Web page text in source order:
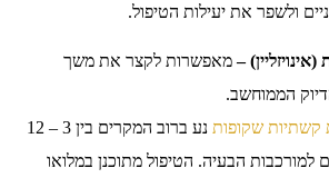
ולשפר את יעילות הטיפול.
–מאפשרות לקצר את משך
הממוחשב.
קשתיות שקופות
נע ברוב המקרים בין 3 – 12
הבעיה. הטיפול מתוכנן במלואו